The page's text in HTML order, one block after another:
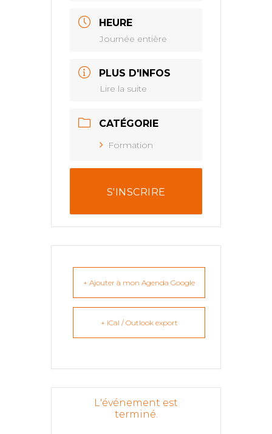
HEURE
Journée entière
PLUS D'INFOS
Lire la suite
CATÉGORIE
Formation
S'INSCRIRE
+ Ajouter à mon Agenda Google
+ iCal / Outlook export
L'événement est
terminé.